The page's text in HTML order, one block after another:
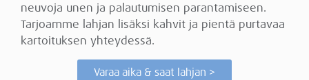
neuvoja unen ja palautumisen parantamiseen.
Tarjoamme lahjan lisäksi kahvit ja pientä purtavaa
kartoituksen yhteydessä.
Varaa aika & saat lahjan >